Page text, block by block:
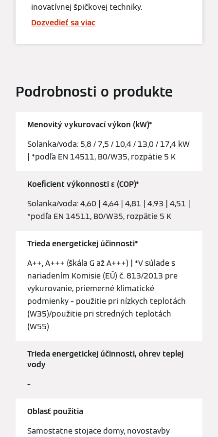
inovatívnej špičkovej techniky.
Dozvedieť sa viac
Podrobnosti o produkte
Menovitý vykurovací výkon (kW)*
Solanka/voda: 5,8 / 7,5 / 10,4 / 13,0 / 17,4 kW
| *podľa EN 14511, B0/W35, rozpätie 5 K
Koeficient výkonnosti ε (COP)*
Solanka/voda: 4,60 | 4,64 | 4,81 | 4,93 | 4,51 |
*podľa EN 14511, B0/W35, rozpätie 5 K
Trieda energetickej účinnosti*
A++, A+++ (škála G až A+++) | *V súlade s
nariadením Komisie (EÚ) č. 813/2013 pre
vykurovanie, priemerné klimatické
podmienky – použitie pri nízkych teplotách
(W35)/použitie pri stredných teplotách
(W55)
Trieda energetickej účinnosti, ohrev teplej
vody
–
Oblasť použitia
Samostatne stojace domy, novostavby